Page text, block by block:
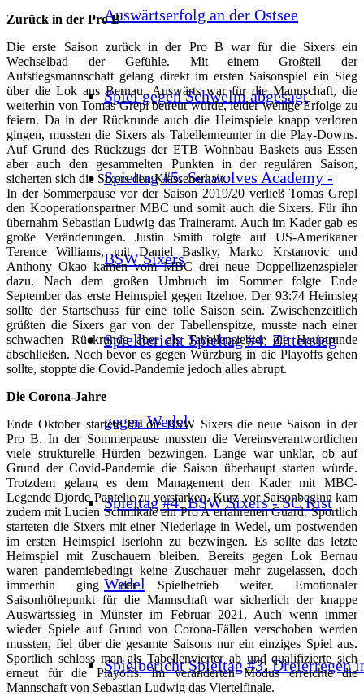
Auswärtserfolg an der Ostsee
Spiel gegen Schwelm abgesagt
Spieltag #5: Seawolves Academy -
BSW Sixers
Spielbericht Spieltag #4: Zittersieg
gegen Wedel
Spieltag #4: BSW Sixers - SC Rist
Wedel
Spielbericht Spieltag #3: Dreierregen
Zurück in der Pro B
Die erste Saison zurück in der Pro B war für die Sixers ein
Wechselbad der Gefühle. Mit einem Großteil der
Aufstiegsmannschaft gelang direkt im ersten Saisonspiel ein Sieg
über die Lok aus Bernau. Auswärts war für die Mannschaft, die
weiterhin von Tomas Grepl betreut wurde, leider wenige Erfolge zu
feiern. Da in der Rückrunde auch die Heimspiele knapp verloren
gingen, mussten die Sixers als Tabellenneunter in die Play-Downs.
Auf Grund des Rückzugs der ETB Wohnbau Baskets aus Essen
aber auch den gesammelten Punkten in der regulären Saison,
sicherten sich die Sixers den Klassenerhalt.
In der Sommerpause vor der Saison 2019/20 verließ Tomas Grepl
den Kooperationspartner MBC und somit auch die Sixers. Für ihn
übernahm Sebastian Ludwig das Traineramt. Auch im Kader gab es
große Veränderungen. Justin Smith folgte auf US-Amerikaner
Terence Williams, mit Daniel Baslky, Marko Krstanovic und
Anthony Okao kamen vom MBC drei neue Doppellizenzspieler
dazu. Nach dem großen Umbruch im Sommer folgte Ende
September das erste Heimspiel gegen Itzehoe. Der 93:74 Heimsieg
sollte der Startschuss für eine tolle Saison sein. Zwischenzeitlich
grüßten die Sixers gar von der Tabellenspitze, musste nach einer
schwachen Rückrunde aber als Tabellensiebter die Hauptrunde
abschließen. Noch bevor es gegen Würzburg in die Playoffs gehen
sollte, stoppte die Covid-Pandemie jedoch alles abrupt.
Die Corona-Jahre
Ende Oktober startete für die BSW Sixers die neue Saison in der
Pro B. In der Sommerpause mussten die Vereinsverantwortlichen
viele strukturelle Hürden bezwingen. Lange war unklar, ob auf
Grund der Covid-Pandemie die Saison überhaupt starten würde.
Trotzdem gelang es dem Management den Kader mit MBC-
Legende Djorde Pantelic zu verstärken. Kurz vor Saisonbeginn kam
zudem mit Lucien Schmikale ein Pro A erfahrenen Guard. Sportlich
starteten die Sixers mit einer Niederlage in Wedel, um postwenden
im ersten Heimspiel Iserlohn zu bezwingen. Es sollte das letzte
Heimspiel mit Zuschauern bleiben. Bereits gegen Lok Bernau
waren pandemiebedingt keine Zuschauer mehr zugelassen, doch
immerhin ging der Spielbetrieb weiter. Emotionaler
Saisonhöhepunkt für die Mannschaft war sicherlich der knappe
Auswärtssieg in Münster im Februar 2021. Auch wenn immer
wieder Spiele auf Grund von Corona-Fällen verschoben werden
mussten, fiel über die gesamte Saisons nur ein einziges Spiel aus.
Sportlich schloss man als Tabellenvierter ab und qualifizierte sich
erneut für die Playoffs. Im veränderten Modus erreichte die
Mannschaft von Sebastian Ludwig das Viertelfinale.